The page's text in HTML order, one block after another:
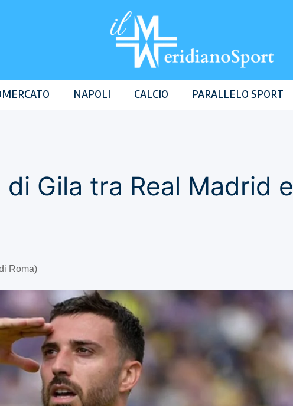
NAPOLI CALCIO PARALLELO SPORT
Gila tra Real Madrid e
Roma)